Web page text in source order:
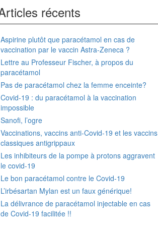
récents
Aspirine plutôt que paracétamol en cas de
vaccination par le vaccin Astra-Zeneca ?
Lettre au Professeur Fischer, à propos du
paracétamol
Pas de paracétamol chez la femme enceinte?
Covid-19 : du paracétamol à la vaccination
impossible
Sanofi, l’ogre
Vaccinations, vaccins anti-Covid-19 et les vaccins
classiques antigrippaux
Les inhibiteurs de la pompe à protons aggravent
le covid-19
Le bon paracétamol contre le Covid-19
L’irbésartan Mylan est un faux générique!
La délivrance de paracétamol injectable en cas
de Covid-19 facilitée !!